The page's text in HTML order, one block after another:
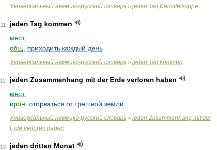
Универсальный немецко-русский словарь > jeden Tag Kartoffelsuppe
11
jeden Tag kommen
мест.
общ.
приходить каждый день
Универсальный немецко-русский словарь > jeden Tag kommen
12
jeden Zusammenhang mit der Erde verloren haben
мест.
ирон. оторваться от грешной земли
Универсальный немецко-русский словарь > jeden Zusammenhang mit der
Erde verloren haben
13
jeden dritten Monat